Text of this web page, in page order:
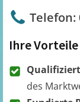
Telefon:
Ihre Vorteile
des